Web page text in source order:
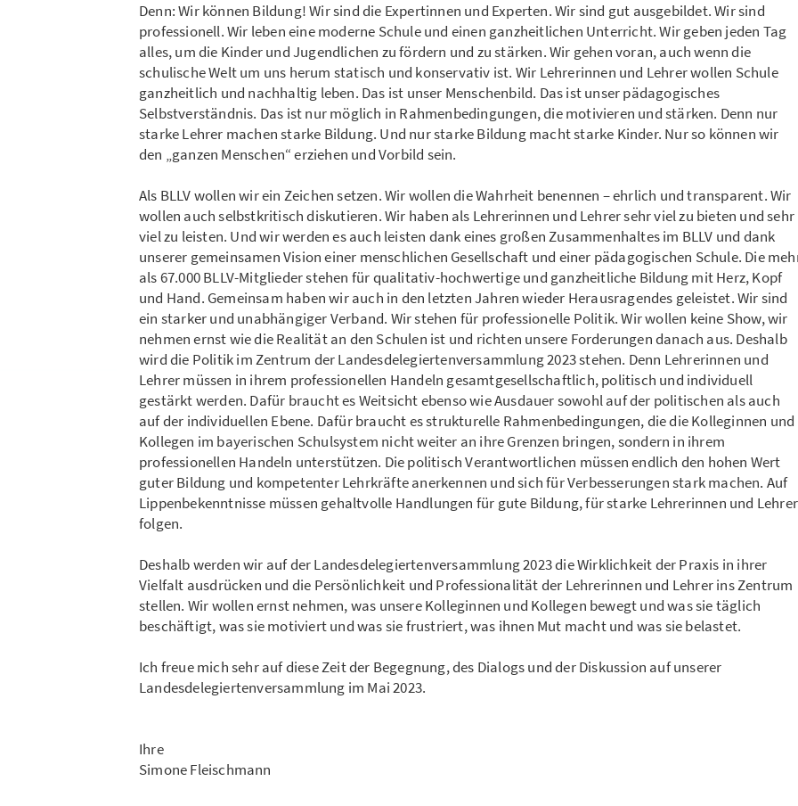
Denn: Wir können Bildung! Wir sind die Expertinnen und Experten. Wir sind gut ausgebildet. Wir sind
professionell. Wir leben eine moderne Schule und einen ganzheitlichen Unterricht. Wir geben jeden Tag
alles, um die Kinder und Jugendlichen zu fördern und zu stärken. Wir gehen voran, auch wenn die
schulische Welt um uns herum statisch und konservativ ist. Wir Lehrerinnen und Lehrer wollen Schule
ganzheitlich und nachhaltig leben. Das ist unser Menschenbild. Das ist unser pädagogisches
Selbstverständnis. Das ist nur möglich in Rahmenbedingungen, die motivieren und stärken. Denn nur
starke Lehrer machen starke Bildung. Und nur starke Bildung macht starke Kinder. Nur so können wir
den „ganzen Menschen“ erziehen und Vorbild sein.
Als BLLV wollen wir ein Zeichen setzen. Wir wollen die Wahrheit benennen – ehrlich und transparent. Wir
wollen auch selbstkritisch diskutieren. Wir haben als Lehrerinnen und Lehrer sehr viel zu bieten und sehr
viel zu leisten. Und wir werden es auch leisten dank eines großen Zusammenhaltes im BLLV und dank
unserer gemeinsamen Vision einer menschlichen Gesellschaft und einer pädagogischen Schule. Die
als 67.000 BLLV-Mitglieder stehen für qualitativ-hochwertige und ganzheitliche Bildung mit Herz, Kopf
und Hand. Gemeinsam haben wir auch in den letzten Jahren wieder Herausragendes geleistet. Wir sind
ein starker und unabhängiger Verband. Wir stehen für professionelle Politik. Wir wollen keine Show, wir
nehmen ernst wie die Realität an den Schulen ist und richten unsere Forderungen danach aus. Deshalb
wird die Politik im Zentrum der Landesdelegiertenversammlung 2023 stehen. Denn Lehrerinnen und
Lehrer müssen in ihrem professionellen Handeln gesamtgesellschaftlich, politisch und individuell
gestärkt werden. Dafür braucht es Weitsicht ebenso wie Ausdauer sowohl auf der politischen als auch
auf der individuellen Ebene. Dafür braucht es strukturelle Rahmenbedingungen, die die Kolleginnen und
Kollegen im bayerischen Schulsystem nicht weiter an ihre Grenzen bringen, sondern in ihrem
professionellen Handeln unterstützen. Die politisch Verantwortlichen müssen endlich den hohen Wert
guter Bildung und kompetenter Lehrkräfte anerkennen und sich für Verbesserungen stark machen. Auf
Lippenbekenntnisse müssen gehaltvolle Handlungen für gute Bildung, für starke Lehrerinnen und Lehrer
folgen.
Deshalb werden wir auf der Landesdelegiertenversammlung 2023 die Wirklichkeit der Praxis in ihrer
Vielfalt ausdrücken und die Persönlichkeit und Professionalität der Lehrerinnen und Lehrer ins Zentrum
stellen. Wir wollen ernst nehmen, was unsere Kolleginnen und Kollegen bewegt und was sie täglich
beschäftigt, was sie motiviert und was sie frustriert, was ihnen Mut macht und was sie belastet.
Ich freue mich sehr auf diese Zeit der Begegnung, des Dialogs und der Diskussion auf unserer
Landesdelegiertenversammlung im Mai 2023.
Ihre
Simone Fleischmann